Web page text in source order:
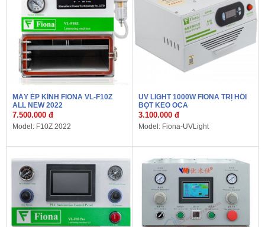
MÁY ÉP KÍNH FIONA VL-F10Z
ALL NEW 2022
7.500.000 đ
Model: F10Z 2022
UV LIGHT 1000W FIONA TRỊ HỒI
BỌT KEO OCA
3.100.000 đ
Model: Fiona-UVLight